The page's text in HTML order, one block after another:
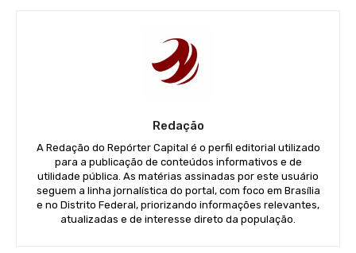
Redação
A Redação do Repórter Capital é o perfil editorial utilizado
para a publicação de conteúdos informativos e de
utilidade pública. As matérias assinadas por este usuário
seguem a linha jornalística do portal, com foco em Brasília
e no Distrito Federal, priorizando informações relevantes,
atualizadas e de interesse direto da população.